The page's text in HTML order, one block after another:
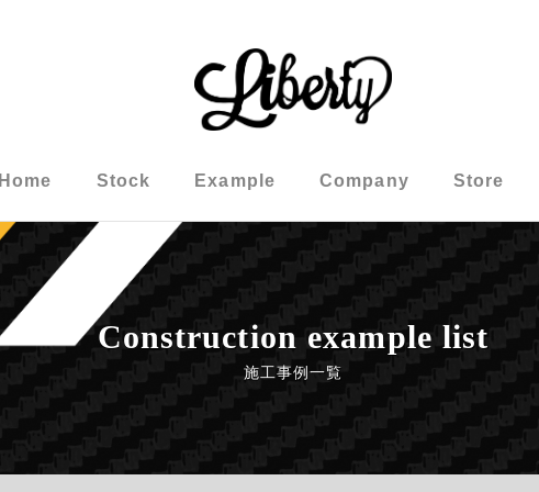
Home Stock Example Company Store
Construction example list
施工事例一覧